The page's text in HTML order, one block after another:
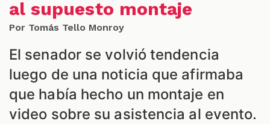
al supuesto montaje
Por Tomás Tello Monroy
El senador se volvió tendencia
luego de una noticia que afirmaba
que había hecho un montaje en
video sobre su asistencia al evento.